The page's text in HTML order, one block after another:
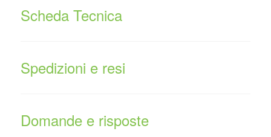
Scheda Tecnica
Spedizioni e resi
Domande e risposte